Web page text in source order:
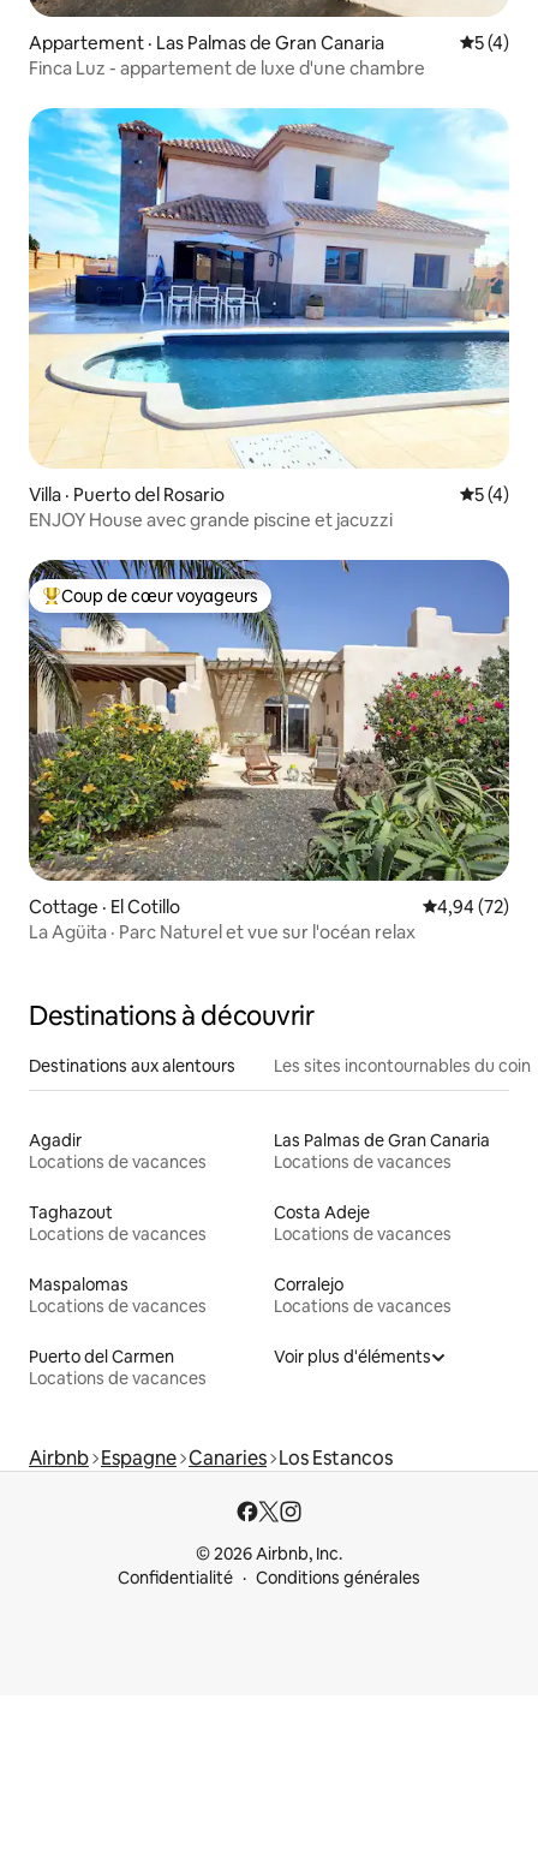
Appartement · Las Palmas de Gran Canaria Note
5 (4)
Finca Luz - appartement de luxe d'une chambre
Villa · Puerto del Rosario Note
5 (4)
ENJOY House avec grande piscine et jacuzzi
Coup de cœur voyageurs parmi les plus aimés
Coup de cœur voyageurs
Cottage · El Cotillo Note
4,94 (72)
La Agüita · Parc Naturel et vue sur l'océan relax
Destinations à découvrir
Destinations aux alentours Les sites incontournables du coin
Agadir
Locations de vacances
Las Palmas de Gran Canaria
Locations de vacances
Taghazout
Locations de vacances
Costa Adeje
Locations de vacances
Maspalomas
Locations de vacances
Corralejo
Locations de vacances
Puerto del Carmen
Locations de vacances
Voir plus d'éléments
Airbnb Espagne Canaries Los Estancos
© 2026 Airbnb, Inc.
Confidentialité
Conditions générales